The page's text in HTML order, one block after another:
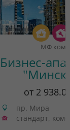
МФ
Бизнес-
от 2
пр. Мира
стандарт,